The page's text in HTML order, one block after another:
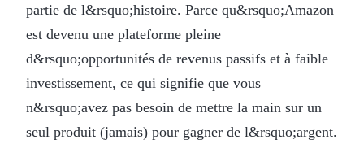
partie de l&rsquo;histoire. Parce qu&rsquo;Amazon
est devenu une plateforme pleine
d&rsquo;opportunités de revenus passifs et à faible
investissement, ce qui signifie que vous
n&rsquo;avez pas besoin de mettre la main sur un
seul produit (jamais) pour gagner de l&rsquo;argent.